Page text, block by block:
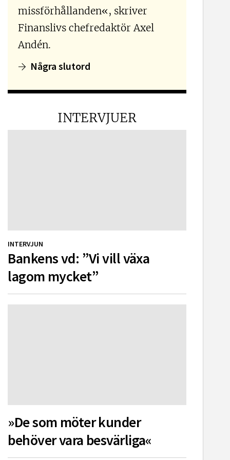
missförhållanden«, skriver
Finanslivs chefredaktör Axel
Andén.
Några slutord
INTERVJUER
INTERVJUN
Bankens vd: ”Vi vill växa
lagom mycket”
»De som möter kunder
behöver vara besvärliga«